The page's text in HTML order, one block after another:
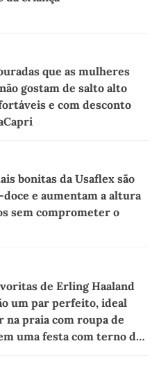
que as mulheres
gostam de salto alto
e com desconto
bonitas da Usaflex são
doce e aumentam a altura
sem comprometer o
de Erling Haaland
um par perfeito, ideal
na praia com roupa de
uma festa com terno de